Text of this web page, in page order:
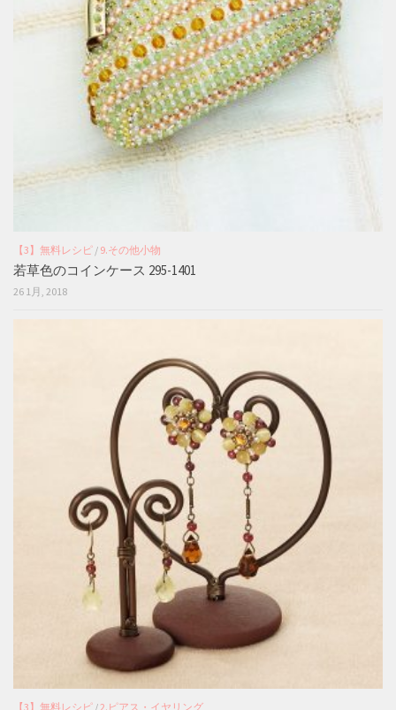
【3】無料レシピ / 9.その他小物
若草色のコインケース 295-1401
26 1月, 2018
【3】無料レシピ /2.ピアス・イヤリング